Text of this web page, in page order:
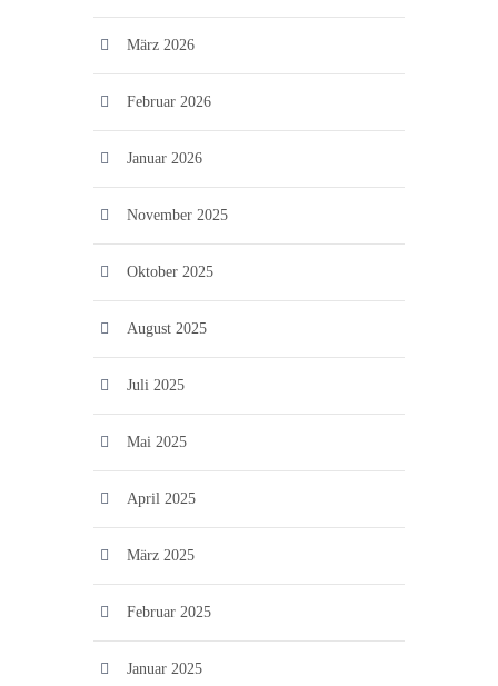
März 2026
Februar 2026
Januar 2026
November 2025
Oktober 2025
August 2025
Juli 2025
Mai 2025
April 2025
März 2025
Februar 2025
Januar 2025